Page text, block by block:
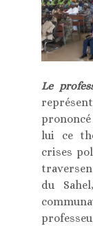
Le
lui ce
crises
du